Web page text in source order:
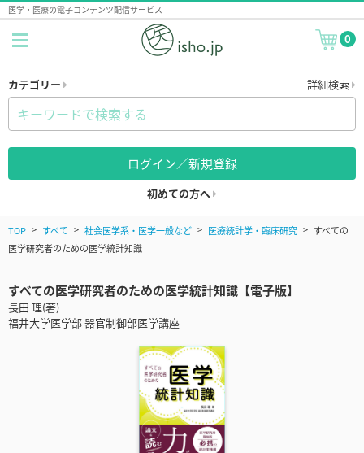
医学・医療の電子コンテンツ配信サービス
0
カテゴリー 詳細検索
ログイン／新規登録
初めての方へ
TOP すべて 社会医学系・医学一般など 医療統計学・臨床研究
すべての
医学研究者のための医学統計知識
すべての医学研究者のための医学統計知識【電子版】
長田 理(著)
福井大学医学部 器官制御部医学講座